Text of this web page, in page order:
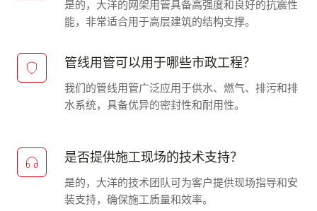
是的，大洋的网架用管具备高强度和良好的抗震性
能，非常适合用于高层建筑的结构支撑。
管线用管可以用于哪些市政工程？
我们的管线用管广泛应用于供水、燃气、排污和排
水系统，具备优异的密封性和耐用性。
是否提供施工现场的技术支持？
是的，大洋的技术团队可为客户提供现场指导和安
装支持，确保施工质量和效率。